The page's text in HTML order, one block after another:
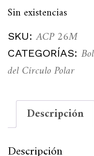
Sin existencias
SKU:ACP 26M
CATEGORÍAS:
del Círculo Polar
Descripción
Descripción